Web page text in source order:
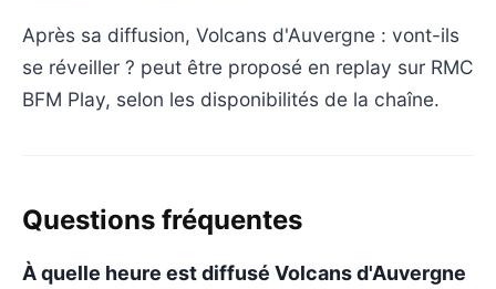
Après sa diffusion, Volcans d'Auvergne : vont-ils
se réveiller ? peut être proposé en replay sur RMC
BFM Play, selon les disponibilités de la chaîne.
Questions fréquentes
À quelle heure est diffusé Volcans d'Auvergne